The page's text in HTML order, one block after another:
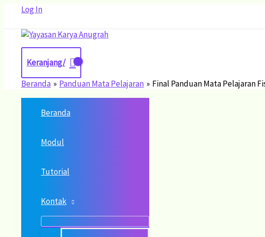
Lewati
konten
Log In
Keranjang/
Beranda
Panduan Mata Pelajaran Final Panduan Mata Pelajaran
Beranda
Modul
Tutorial
Kontak